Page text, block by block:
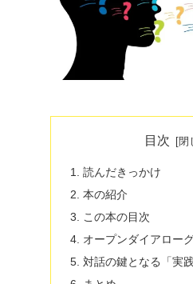
目次
読んだきっかけ
本の紹介
この本の目次
オープンダイアロー
対話の鍵となる「実